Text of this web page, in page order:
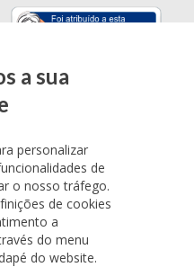
a sua
personalizar
de
o nosso tráfego.
de cookies
a
do menu
do website.